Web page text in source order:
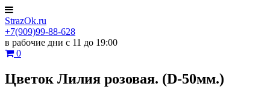
StrazOk.ru
+7(909)99-88-628
в рабочие дни с 11 до 19:00
0
Цветок Лилия розовая. (D-50мм.)